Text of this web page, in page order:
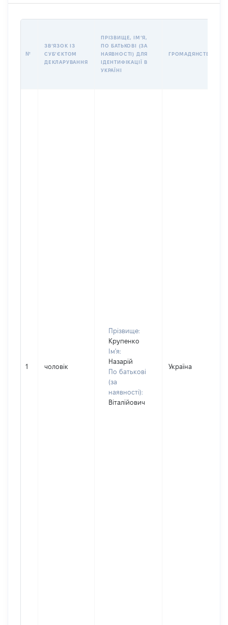
№
ЗВʼЯЗОК ІЗ
СУБʼЄКТОМ
ДЕКЛАРУВАННЯ
ПРІЗВИЩЕ, ІМʼЯ,
ПО БАТЬКОВІ (ЗА
НАЯВНОСТІ) ДЛЯ
ІДЕНТИФІКАЦІЇ В
УКРАЇНІ
ГРОМАДЯНСТВО
1 чоловік
Прізвище:
Крупенко
Ім'я:
Назарій
По батькові
(за
наявності):
Віталійович
Україна